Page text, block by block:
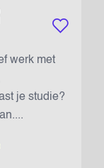
Bewaar
werk met
je studie?